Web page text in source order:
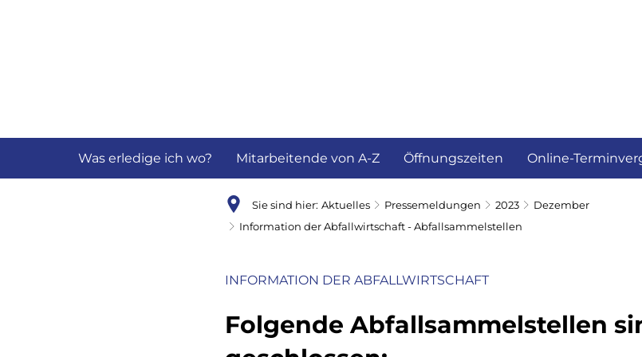
Was erledige ich wo? Mitarbeitende von A-Z Öffnungszeiten Online-
Sie sind hier: Aktuelles Pressemeldungen 2023
Dezember
Information der Abfallwirtschaft - Abfallsammelstellen
INFORMATION DER ABFALLWIRTSCHAFT
Folgende Abfallsammelstellen